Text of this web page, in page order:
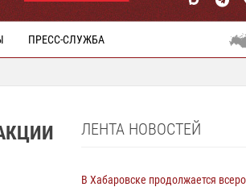
ПРЕСС-СЛУЖБА
ЛЕНТА НОВОСТЕЙ
В Хабаровске продолжается